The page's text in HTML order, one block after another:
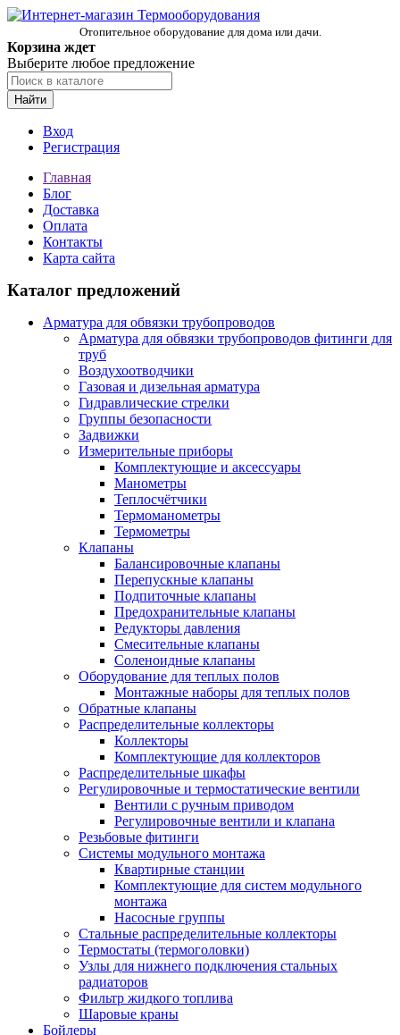
Отопительное оборудование для дома или дачи.
Корзина ждет
Выберите любое предложение
Найти
Вход
Регистрация
Главная
Блог
Доставка
Оплата
Контакты
Карта сайта
Каталог предложений
Арматура для обвязки трубопроводов
Арматура для обвязки трубопроводов фитинги для
труб
Воздухоотводчики
Газовая и дизельная арматура
Гидравлические стрелки
Группы безопасности
Задвижки
Измерительные приборы
Комплектующие и аксессуары
Манометры
Теплосчётчики
Термоманометры
Термометры
Клапаны
Балансировочные клапаны
Перепускные клапаны
Подпиточные клапаны
Предохранительные клапаны
Редукторы давления
Смесительные клапаны
Соленоидные клапаны
Оборудование для теплых полов
Монтажные наборы для теплых полов
Обратные клапаны
Распределительные коллекторы
Коллекторы
Комплектующие для коллекторов
Распределительные шкафы
Регулировочные и термостатические вентили
Вентили с ручным приводом
Регулировочные вентили и клапана
Резьбовые фитинги
Системы модульного монтажа
Квартирные станции
Комплектующие для систем модульного
монтажа
Насосные группы
Стальные распределительные коллекторы
Термостаты (термоголовки)
Узлы для нижнего подключения стальных
радиаторов
Фильтр жидкого топлива
Шаровые краны
Бойлеры